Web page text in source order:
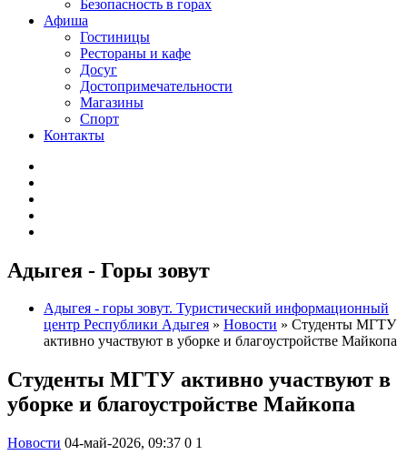
Безопасность в горах
Афиша
Гостиницы
Рестораны и кафе
Досуг
Достопримечательности
Магазины
Спорт
Контакты
Адыгея - Горы зовут
Адыгея - горы зовут. Туристический информационный
центр Республики Адыгея » Новости » Студенты МГТУ
активно участвуют в уборке и благоустройстве Майкопа
Студенты МГТУ активно участвуют в
уборке и благоустройстве Майкопа
Новости 04-май-2026, 09:37 0 1